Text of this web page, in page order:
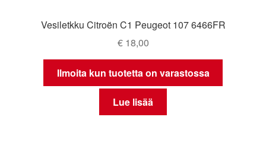
Vesiletkku Citroën C1 Peugeot 107 6466FR
€18,00
Ilmoita kun tuotetta on varastossa
Lue lisää